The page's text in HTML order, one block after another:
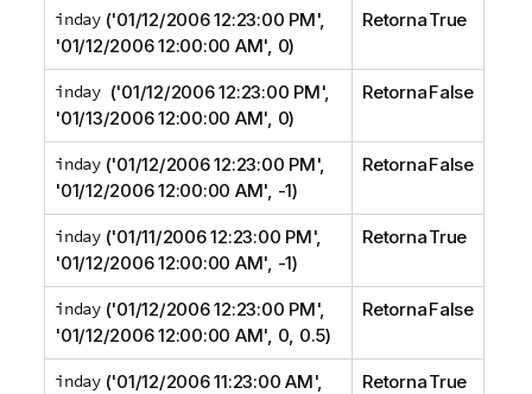
inday('01/12/2006 12:23:00 PM',
'01/12/2006 12:00:00 AM', 0)
Retorna True
inday ('01/12/2006 12:23:00 PM',
'01/13/2006 12:00:00 AM', 0)
Retorna False
inday('01/12/2006 12:23:00 PM',
'01/12/2006 12:00:00 AM', -1)
Retorna False
inday('01/11/2006 12:23:00 PM',
'01/12/2006 12:00:00 AM', -1)
Retorna True
inday('01/12/2006 12:23:00 PM',
'01/12/2006 12:00:00 AM', 0, 0.5)
Retorna False
inday('01/12/2006 11:23:00 AM',
Retorna True